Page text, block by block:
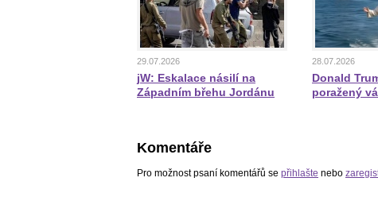
29.07.2026
jW: Eskalace násilí na
Západním břehu Jordánu
28.07.2026
Donald
poražený
Komentáře
Pro možnost psaní komentářů se přihlašte nebo